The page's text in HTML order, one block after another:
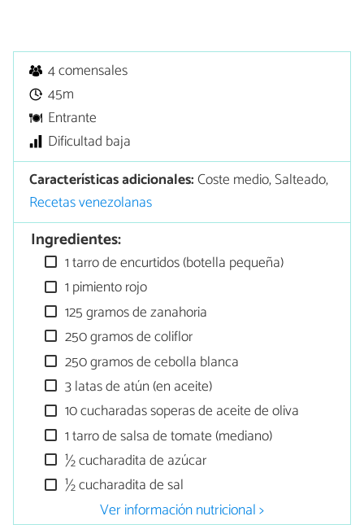
4 comensales
45m
Entrante
Dificultad baja
Características adicionales:Coste medio, Salteado,
Recetas venezolanas
Ingredientes:
1 tarro de encurtidos (botella pequeña)
1 pimiento rojo
125 gramos de zanahoria
250 gramos de coliflor
250 gramos de cebolla blanca
3 latas de atún (en aceite)
10 cucharadas soperas de aceite de oliva
1 tarro de salsa de tomate (mediano)
½ cucharadita de azúcar
½ cucharadita de sal
Ver información nutricional >